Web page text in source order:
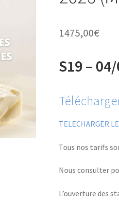
1475,00€
S19 –
TELECHARGER
Tous nos tarifs
Nous consulter
L’ouverture des